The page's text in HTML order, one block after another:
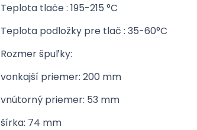
Teplota tlače : 195-215 °C
Teplota podložky pre tlač : 35-60°C
Rozmer špuľky:
vonkajší priemer: 200 mm
vnútorný priemer: 53 mm
šírka: 74 mm